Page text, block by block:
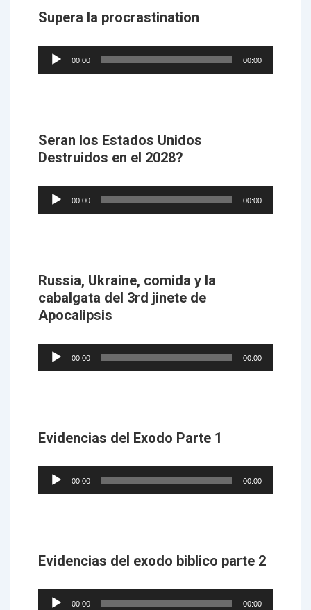
Supera la procrastination
Audio
Player
00:00 00:00
Seran los Estados Unidos
Destruidos en el 2028?
Audio
Player
00:00 00:00
Russia, Ukraine, comida y la
cabalgata del 3rd jinete de
Apocalipsis
Audio
Player
00:00 00:00
Evidencias del Exodo Parte 1
Audio
Player
00:00 00:00
Evidencias del exodo biblico parte 2
Audio
00:00 00:00